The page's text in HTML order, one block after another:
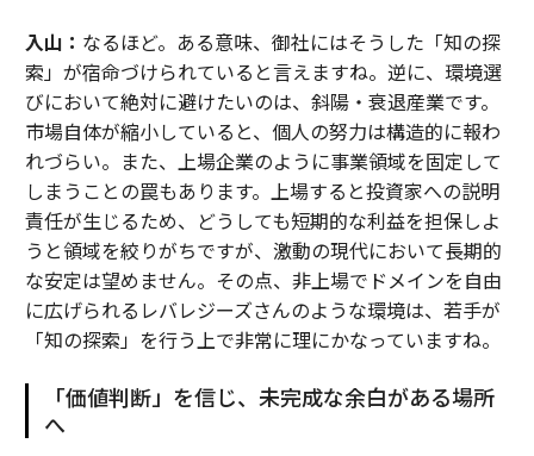
入山： なるほど。ある意味、御社にはそうした「知の探
索」が宿命づけられていると言えますね。逆に、環境選
びにおいて絶対に避けたいのは、斜陽・衰退産業です。
市場自体が縮小していると、個人の努力は構造的に報わ
れづらい。また、上場企業のように事業領域を固定して
しまうことの罠もあります。上場すると投資家への説明
責任が生じるため、どうしても短期的な利益を担保しよ
うと領域を絞りがちですが、激動の現代において長期的
な安定は望めません。その点、非上場でドメインを自由
に広げられるレバレジーズさんのような環境は、若手が
「知の探索」を行う上で非常に理にかなっていますね。
「価値判断」を信じ、未完成な余白がある場所
へ